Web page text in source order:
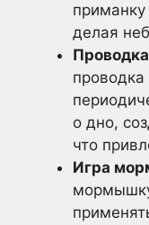
делая
о дно,
что
Игра